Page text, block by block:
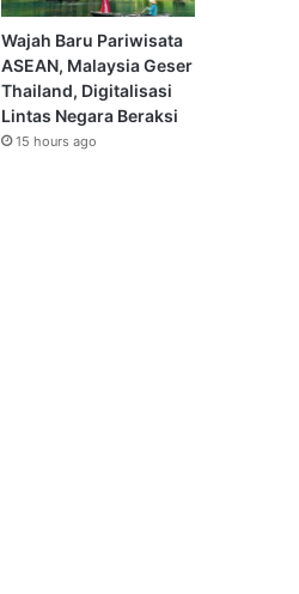
Wajah Baru Pariwisata
ASEAN, Malaysia Geser
Thailand, Digitalisasi
Lintas Negara Beraksi
15 hours ago